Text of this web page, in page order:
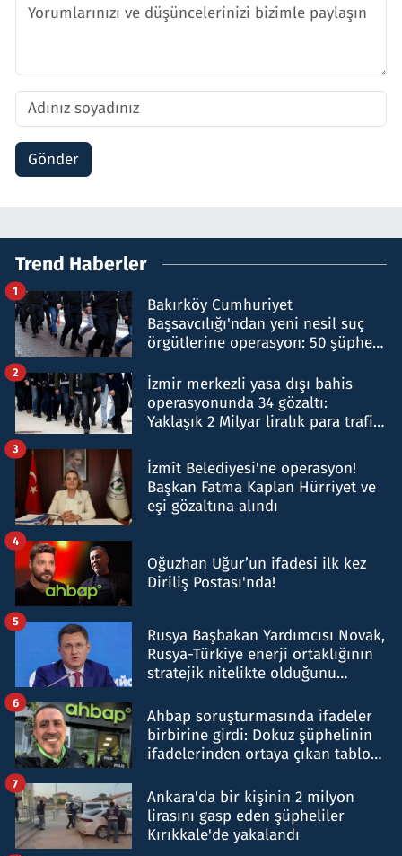
Gönder
Trend Haberler
Bakırköy Cumhuriyet
Başsavcılığı'ndan yeni nesil suç
örgütlerine operasyon: 50 şüpheli
1
İzmir merkezli yasa dışı bahis
operasyonunda 34 gözaltı:
Yaklaşık 2 Milyar liralık para trafiği
2
İzmit Belediyesi'ne operasyon!
Başkan Fatma Kaplan Hürriyet ve
eşi gözaltına alındı
3
Oğuzhan Uğur’un ifadesi ilk kez
Diriliş Postası'nda!
4
Rusya Başbakan Yardımcısı Novak,
Rusya-Türkiye enerji ortaklığının
stratejik nitelikte olduğunu
5
Ahbap soruşturmasında ifadeler
birbirine girdi: Dokuz şüphelinin
ifadelerinden ortaya çıkan tablo
6
Ankara'da bir kişinin 2 milyon
lirasını gasp eden şüpheliler
Kırıkkale'de yakalandı
7